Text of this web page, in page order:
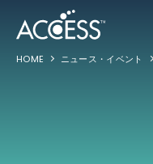
HOME ニュース・イベント